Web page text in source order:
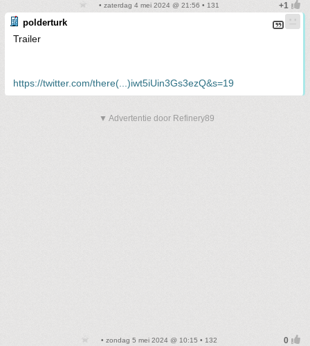
• zaterdag 4 mei 2024 @ 21:56 • 131
polderturk
Trailer
https://twitter.com/there(...)iwt5iUin3Gs3ezQ&s=19
▼ Advertentie door Refinery89
• zondag 5 mei 2024 @ 10:15 • 132